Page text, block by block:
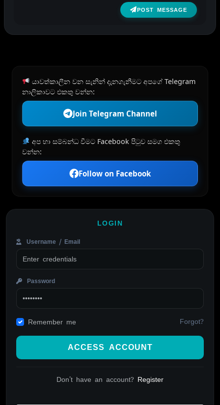
POST MESSAGE
යාවත්කාලීන වන සැනින් දැනගැනීමට අපගේ Telegram
නාලිකාවට එකතු වන්න:
Join Telegram Channel
අප හා සම්බන්ධ වීමට Facebook පිටුව සමග එකතු
වන්න:
Follow on Facebook
LOGIN
Username / Email
Password
Remember me Forgot?
ACCESS ACCOUNT
Don't have an account? Register